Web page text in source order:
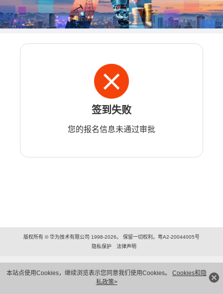
本站点使用Cookies，继续浏览表示您同意我们使用Cookies。 Cookies和隐
私政策>
签到失败
您的报名信息未通过审批
版权所有 © 华为技术有限公司 1998-2026。 保留一切权利。粤A2-20044005号
隐私保护
法律声明